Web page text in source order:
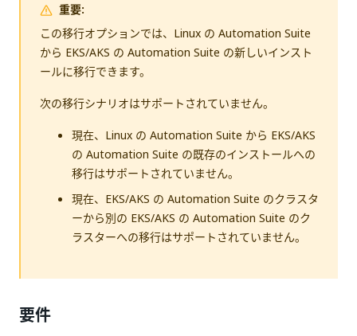
重要:
この移行オプションでは、Linux の Automation Suite
から EKS/AKS の Automation Suite の新しいインスト
ールに移行できます。
次の移行シナリオはサポートされていません。
現在、Linux の Automation Suite から EKS/AKS
の Automation Suite の既存のインストールへの
移行はサポートされていません。
現在、EKS/AKS の Automation Suite のクラスタ
ーから別の EKS/AKS の Automation Suite のク
ラスターへの移行はサポートされていません。
要件